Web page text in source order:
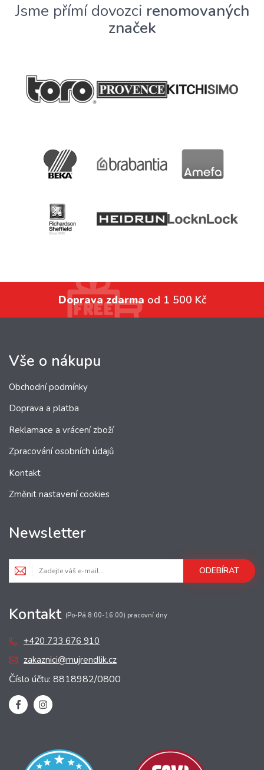
Jsme přímí dovozci renomovaných
značek
Doprava zdarma od 1 500 Kč
Vše o nákupu
Obchodní podmínky
Doprava a platba
Reklamace a vrácení zboží
Zpracování osobních údajů
Kontakt
Změnit nastavení cookies
Newsletter
ODEBÍRAT
Kontakt (Po-Pá 8:00-16:00) pracovní dny
+420 733 676 910
zakaznici@mujrendlik.cz
Číslo účtu: 8818982/0800